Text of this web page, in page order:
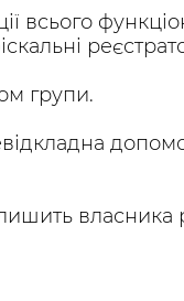
всього
групи.
власника